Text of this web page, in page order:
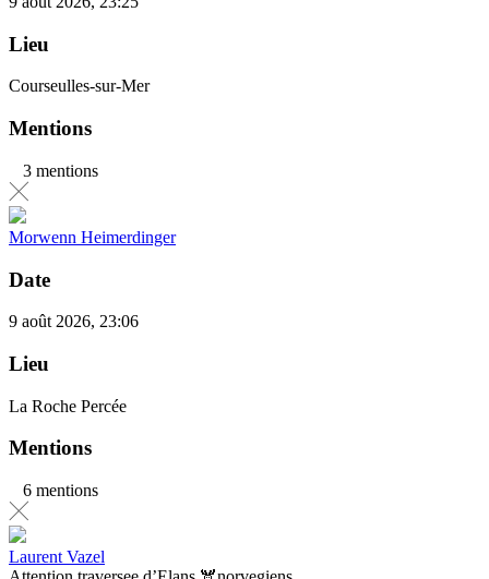
Lieu
Courseulles-sur-Mer
Mentions
3 mentions
Morwenn Heimerdinger
Date
9 août 2026, 23:06
Lieu
La Roche Percée
Mentions
6 mentions
Laurent Vazel